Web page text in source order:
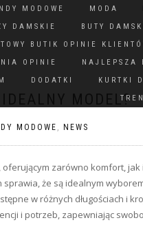
MODOWE MODA
DAMSKIE BUTY
BUTIK OPINIE
OPINIE
NAJLEPSZA
DODATKI KURTKI
MODEL?
MODOWE , NEWS
zarówno komfort, jak i
że są idealnym
w różnych długościach i
i potrzeb, zapewniając